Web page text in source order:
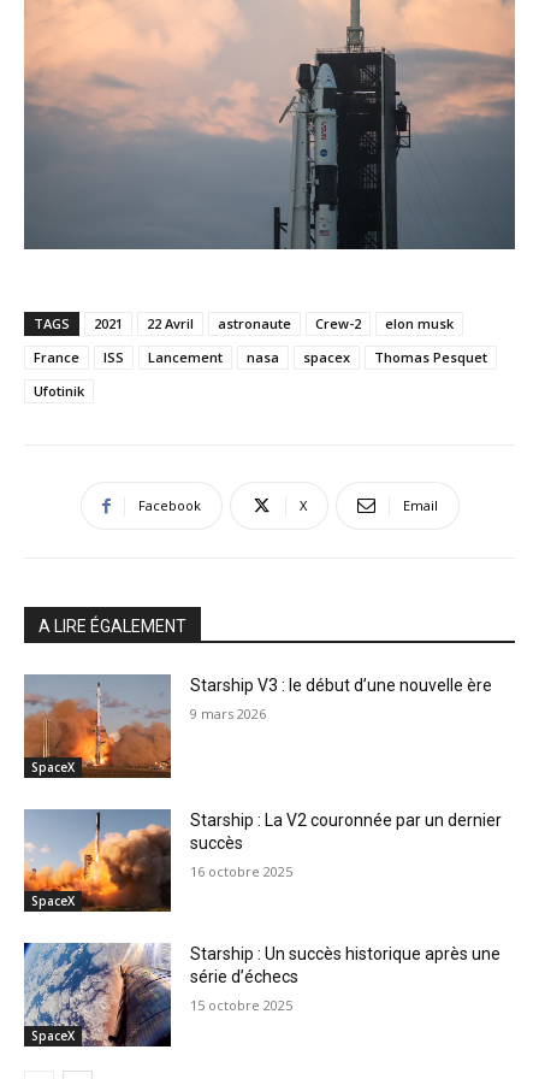
TAGS 2021 22 Avril astronaute Crew-2
elon musk
France
ISS Lancement nasa spacex
Thomas Pesquet
Ufotinik
Facebook X Email
A LIRE ÉGALEMENT
SpaceX
Starship V3 : le début d’une nouvelle ère
9 mars 2026
SpaceX
Starship : La V2 couronnée par un dernier
succès
16 octobre 2025
SpaceX
Starship : Un succès historique après une
série d’échecs
15 octobre 2025